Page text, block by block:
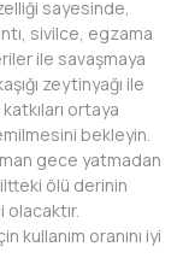
sayesinde,
sivilce, egzama
ile savaşmaya
zeytinyağı ile
ortaya
bekleyin.
gece yatmadan
ölü derinin
kullanım oranını iyi